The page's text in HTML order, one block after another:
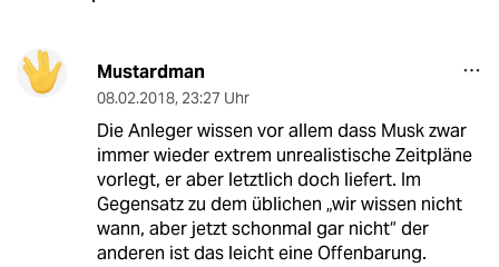
Mustardman
08.02.2018, 23:27 Uhr
Die Anleger wissen vor allem dass Musk zwar
immer wieder extrem unrealistische Zeitpläne
vorlegt, er aber letztlich doch liefert. Im
Gegensatz zu dem üblichen „wir wissen nicht
wann, aber jetzt schonmal gar nicht“ der
anderen ist das leicht eine Offenbarung.